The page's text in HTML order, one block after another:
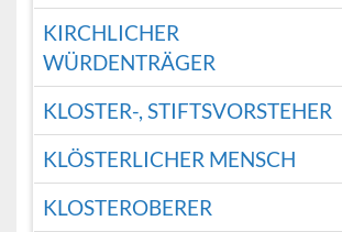
KIRCHLICHER
WÜRDENTRÄGER
KLOSTER-, STIFTSVORSTEHER
KLÖSTERLICHER MENSCH
KLOSTEROBERER